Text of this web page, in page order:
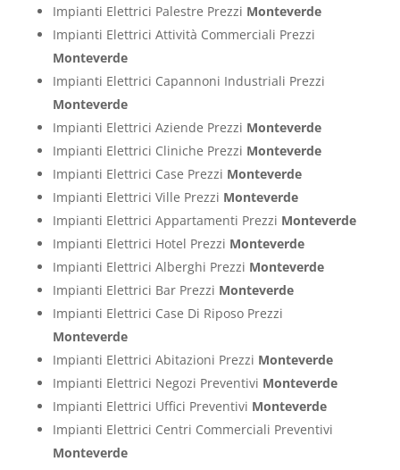
Impianti Elettrici Palestre Prezzi Monteverde
Impianti Elettrici Attività Commerciali Prezzi
Monteverde
Impianti Elettrici Capannoni Industriali Prezzi
Monteverde
Impianti Elettrici Aziende Prezzi Monteverde
Impianti Elettrici Cliniche Prezzi Monteverde
Impianti Elettrici Case Prezzi Monteverde
Impianti Elettrici Ville Prezzi Monteverde
Impianti Elettrici Appartamenti Prezzi Monteverde
Impianti Elettrici Hotel Prezzi Monteverde
Impianti Elettrici Alberghi Prezzi Monteverde
Impianti Elettrici Bar Prezzi Monteverde
Impianti Elettrici Case Di Riposo Prezzi
Monteverde
Impianti Elettrici Abitazioni Prezzi Monteverde
Impianti Elettrici Negozi Preventivi Monteverde
Impianti Elettrici Uffici Preventivi Monteverde
Impianti Elettrici Centri Commerciali Preventivi
Monteverde